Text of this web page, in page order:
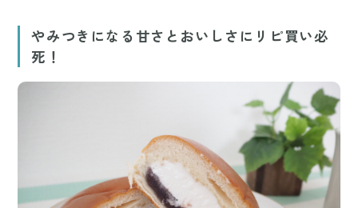
やみつきになる甘さとおいしさにリピ買い必
死！